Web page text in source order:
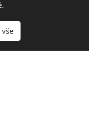
vlastní duše
jestli